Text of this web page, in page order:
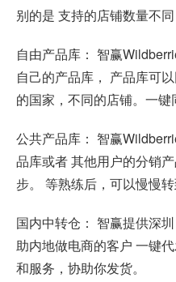
别的是 支持的店铺数量不同
自由产品库： 智赢
自己的产品库， 产品库可
的国家，不同的店铺。一键
公共产品库： 智赢
品库或者 其他用户的分销
步。 等熟练后，可以慢慢转
国内中转仓： 智赢提供深
助内地做电商的客户 一键
和服务，协助你发货。